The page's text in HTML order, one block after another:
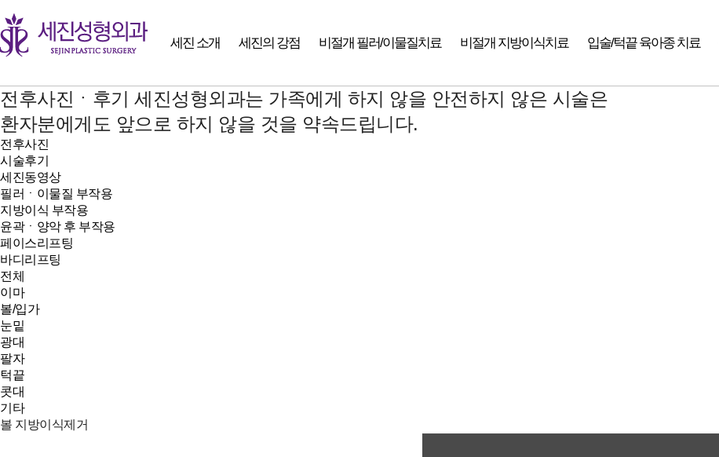
세진 소개 세진의 강점 비절개 필러/이물질치료 비절개 지방이식치료 입술/턱끝 육아종 치료
전후사진ㆍ후기 세진성형외과는 가족에게 하지 않을 안전하지 않은 시술은
환자분에게도 앞으로 하지 않을 것을 약속드립니다.
전후사진
시술후기
세진동영상
필러ㆍ이물질 부작용
지방이식 부작용
윤곽ㆍ양악 후 부작용
페이스리프팅
바디리프팅
전체
이마
볼/입가
눈밑
광대
팔자
턱끝
콧대
기타
볼 지방이식제거